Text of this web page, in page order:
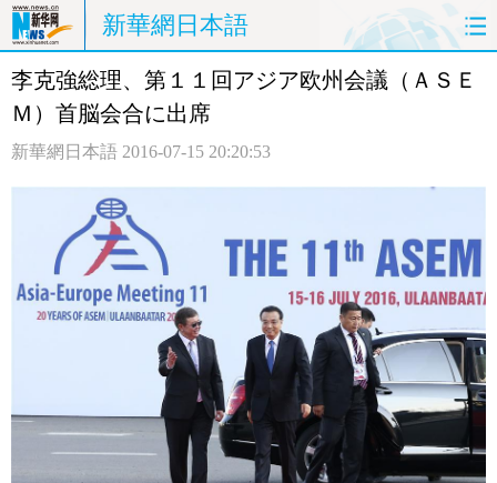
新華網日本語
ホームページ 政治 経済
中日対訳
李克強総理、第１１回アジア欧州会議（ＡＳＥ
Ｍ）首脳会合に出席
新華網日本語 2016-07-15 20:20:53